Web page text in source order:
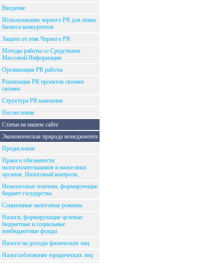
Введение
Использование черного PR для атаки
бизнеса конкурентов
Защита от атак Черного PR
Методы работы со Средствами
Массовой Информации
Организация PR работы
Реализация PR проектов своими
силами
Структура PR кампании
Послесловие
Статьи на нашем сайте
Экономическая природа менеджмента
Предисловие
Права и обязанности
налогоплательщиков и налоговых
органов. Налоговый контроль.
Неналоговые платежи, формирующие
бюджет государства
Социальные налоговые режимы
Налоги, формирующие целевые
бюджетные и социальные
внебюджетные фонды
Налоги на доходы физических лиц
Налогообложение юридических лиц